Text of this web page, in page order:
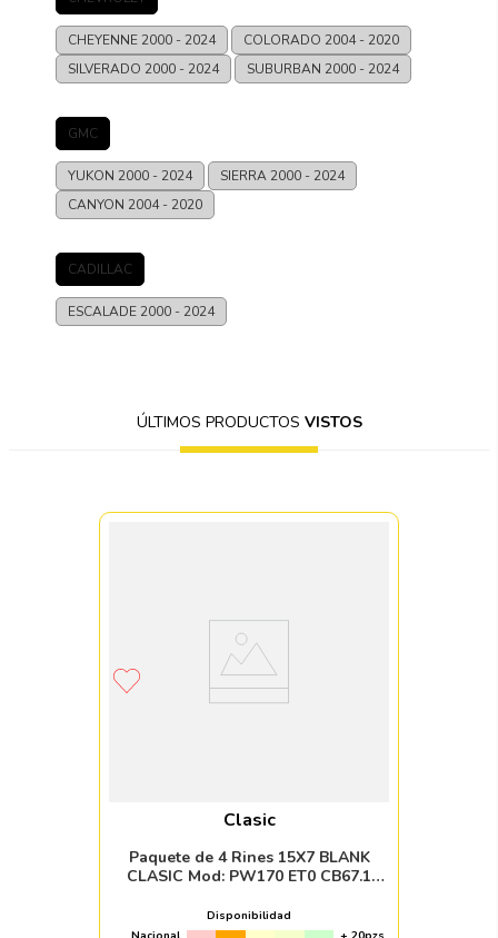
CHEYENNE 2000 - 2024 COLORADO 2004 - 2020
SILVERADO 2000 - 2024 SUBURBAN 2000 - 2024
GMC
YUKON 2000 - 2024 SIERRA 2000 - 2024
CANYON 2004 - 2020
CADILLAC
ESCALADE 2000 - 2024
ÚLTIMOS PRODUCTOS VISTOS
Clasic
Paquete de 4 Rines 15X7 BLANK
CLASIC Mod: PW170 ET0 CB67.1
MACHINED LIP
Disponibilidad